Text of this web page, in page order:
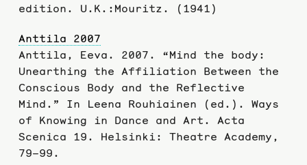
edition. U.K.:Mouritz. (1941)
Anttila 2007
Anttila, Eeva. 2007. “Mind the body:
Unearthing the Affiliation Between the
Conscious Body and the Reflective
Mind.” In Leena Rouhiainen (ed.). Ways
of Knowing in Dance and Art. Acta
Scenica 19. Helsinki: Theatre Academy,
79–99.